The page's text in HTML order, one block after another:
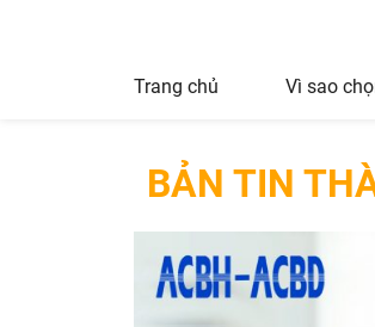
Trang chủ Vì sao
BẢN TIN